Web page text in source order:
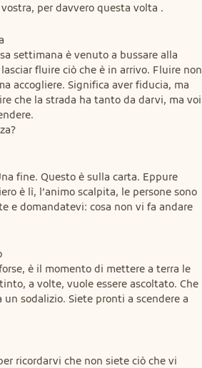
per davvero questa volta .
settimana è venuto a bussare alla
fluire ciò che è in arrivo. Fluire non
accogliere. Significa aver fiducia, ma
che la strada ha tanto da darvi, ma voi
fine. Questo è sulla carta. Eppure
è lì, l’animo scalpita, le persone sono
e domandatevi: cosa non vi fa andare
è il momento di mettere a terra le
a volte, vuole essere ascoltato. Che
un sodalizio. Siete pronti a scendere a
ricordarvi che non siete ciò che vi